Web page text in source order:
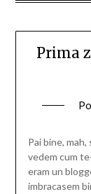
Prima
Pai bine, mah,
vedem cum
eram un
imbracasem